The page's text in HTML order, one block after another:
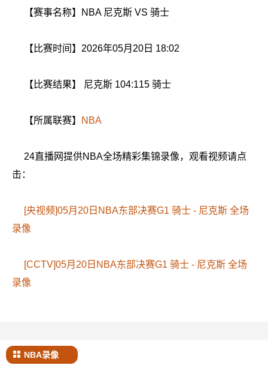
【赛事名称】NBA 尼克斯 VS 骑士
【比赛时间】2026年05月20日 18:02
【比赛结果】 尼克斯 104:115 骑士
【所属联赛】 NBA
24直播网提供NBA全场精彩集锦录像，观看视频请点
击：
[央视频]05月20日NBA东部决赛G1 骑士 - 尼克斯 全场
录像
[CCTV]05月20日NBA东部决赛G1 骑士 - 尼克斯 全场
录像
NBA录像